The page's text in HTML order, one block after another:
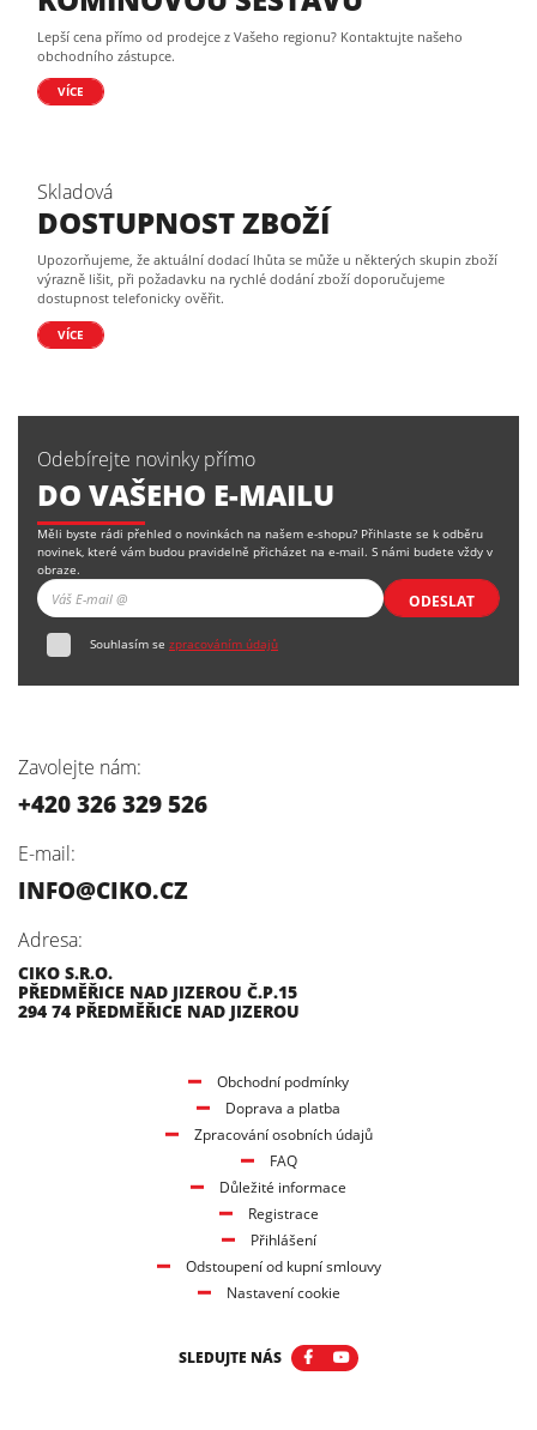
Lepší cena přímo od prodejce z Vašeho regionu? Kontaktujte našeho
obchodního zástupce.
VÍCE
Skladová
DOSTUPNOST ZBOŽÍ
Upozorňujeme, že aktuální dodací lhůta se může u některých skupin zboží
výrazně lišit, při požadavku na rychlé dodání zboží doporučujeme
dostupnost telefonicky ověřit.
VÍCE
Odebírejte novinky přímo
DO VAŠEHO E-MAILU
Měli byste rádi přehled o novinkách na našem e-shopu? Přihlaste se k odběru
novinek, které vám budou pravidelně přicházet na e-mail. S námi budete vždy v
obraze.
ODESLAT
Souhlasím se zpracováním údajů
Zavolejte nám:
+420 326 329 526
E-mail:
INFO@CIKO.CZ
Adresa:
CIKO S.R.O.
PŘEDMĚŘICE NAD JIZEROU Č.P.15
294 74 PŘEDMĚŘICE NAD JIZEROU
Obchodní podmínky
Doprava a platba
Zpracování osobních údajů
FAQ
Důležité informace
Registrace
Přihlášení
Odstoupení od kupní smlouvy
Nastavení cookie
SLEDUJTE NÁS